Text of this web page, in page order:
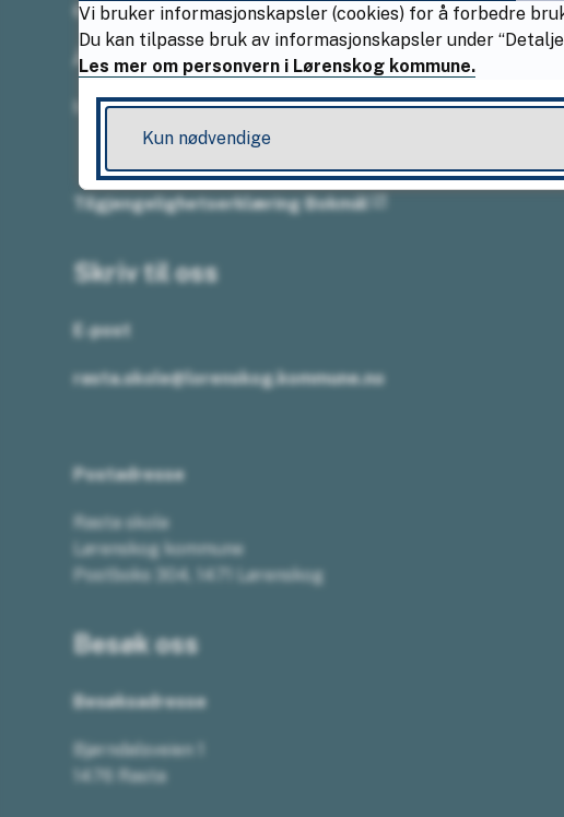
67 49 50 35
Åpningstider
Mandag–fredag kl. 08.00–15.30
Tilgjengelighetserklæring Bokmål
Skriv til oss
E-post
rasta.skole@lorenskog.kommune.no
Postadresse
Rasta skole
Lørenskog kommune
Postboks 304, 1471 Lørenskog
Besøk oss
Besøksadresse
Bjørndalsveien 1
1476 Rasta
Vi bruker informasjonskapsler (cookies) for å forbedre
Du kan tilpasse bruk av informasjonskapsler under
Les mer om personvern i Lørenskog kommune.
Kun nødvendige